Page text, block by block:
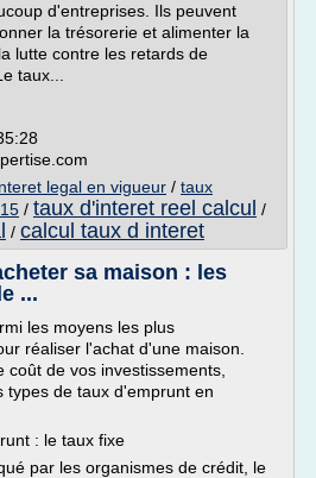
d'entreprises. Ils peuvent
la trésorerie et alimenter la
lutte contre les retards de
taux...
legal en vigueur / taux
/ taux d'interet reel calcul /
/ calcul taux d interet
sa maison : les
...
les moyens les plus
réaliser l'achat d'une maison.
coût de vos investissements,
types de taux d'emprunt en
: le taux fixe
par les organismes de crédit, le